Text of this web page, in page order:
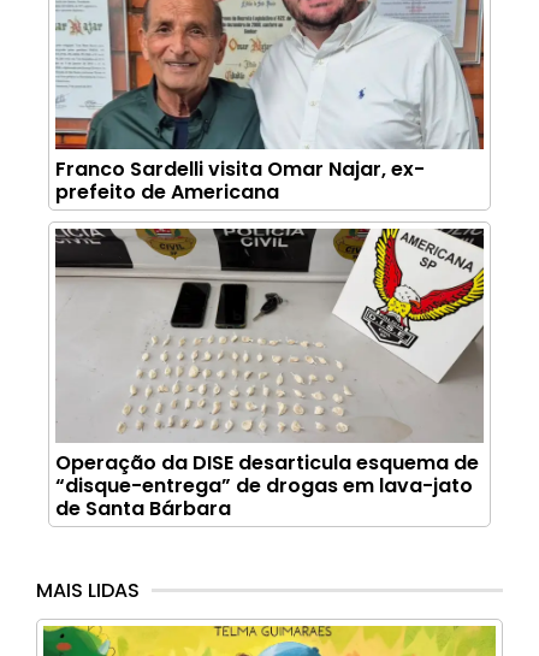
Franco Sardelli visita Omar Najar, ex-
prefeito de Americana
Operação da DISE desarticula esquema de
“disque-entrega” de drogas em lava-jato
de Santa Bárbara
MAIS LIDAS